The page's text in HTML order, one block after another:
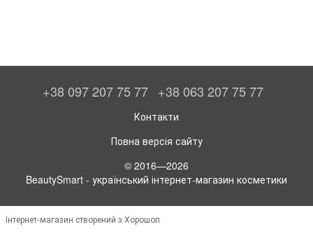
+38 097 207 75 77 +38 063 207 75 77
Контакти
Повна версія сайту
© 2016—2026
BeautySmart - український інтернет-магазин косметики
Інтернет-магазин створений з Хорошоп